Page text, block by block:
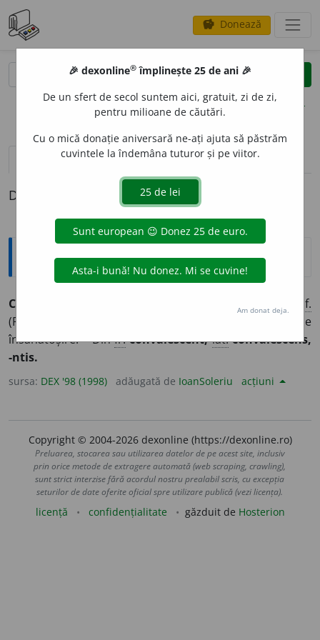
savings Donează
clear
opțiuni
definiții (1)
Definiția cu ID-ul 46622:
Explicative DEX
CONVALESC
f.
(Persoană) care se află în convalescență, pe cale de
însănătoșire. – Dinfr. convalescent, lat. convalescens,
-ntis.
sursa: DEX '98 (1998) adăugată de IoanSoleriu acțiuni
Copyright © 2004-2026 dexonline (https://dexonline.ro)
Preluarea, stocarea sau utilizarea datelor de pe acest site, inclusiv
prin orice metode de extragere automată (web scraping, crawling),
sunt strict interzise fără acordul nostru prealabil scris, cu excepția
seturilor de date oferite oficial spre utilizare publică (vezi licența).
licență confidențialitate găzduit de Hosterion
🎉 dexonline® împlinește 25 de ani 🎉
De un sfert de secol suntem aici, gratuit, zi de zi,
pentru milioane de căutări.
Cu o mică donație aniversară ne-ați ajuta să păstrăm
cuvintele la îndemâna tuturor și pe viitor.
Am donat deja.